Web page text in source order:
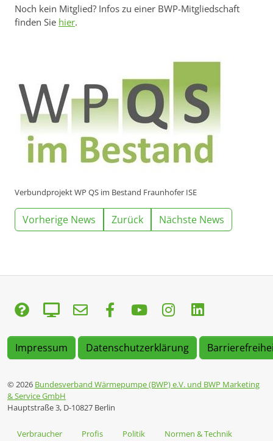
Noch kein Mitglied? Infos zu einer BWP-Mitgliedschaft
finden Sie hier.
Verbundprojekt WP QS im Bestand Fraunhofer ISE
Vorherige News Zurück Nächste News
Impressum Datenschutzerklärung
© 2026 Bundesverband Wärmepumpe (BWP) e.V. und BWP Marketing
& Service GmbH
Hauptstraße 3, D-10827 Berlin
Verbraucher Profis Politik Normen & Technik